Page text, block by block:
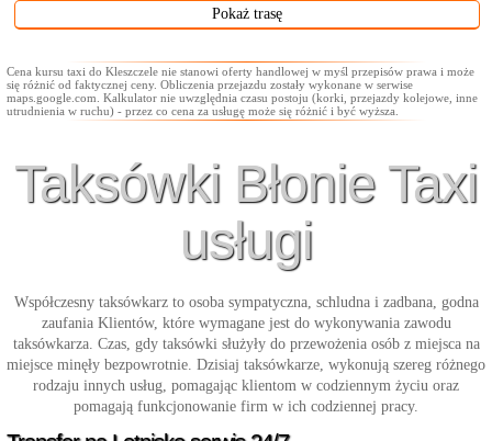
Cena kursu taxi do Kleszczele nie stanowi oferty handlowej w myśl przepisów prawa i może
się różnić od faktycznej ceny. Obliczenia przejazdu zostały wykonane w serwise
maps.google.com. Kalkulator nie uwzględnia czasu postoju (korki, przejazdy kolejowe, inne
utrudnienia w ruchu) - przez co cena za usługę może się różnić i być wyższa.
Taksówki Błonie Taxi
usługi
Współczesny taksówkarz to osoba sympatyczna, schludna i zadbana, godna
zaufania Klientów, które wymagane jest do wykonywania zawodu
taksówkarza. Czas, gdy taksówki służyły do przewożenia osób z miejsca na
miejsce minęły bezpowrotnie. Dzisiaj taksówkarze, wykonują szereg różnego
rodzaju innych usług, pomagając klientom w codziennym życiu oraz
pomagają funkcjonowanie firm w ich codziennej pracy.